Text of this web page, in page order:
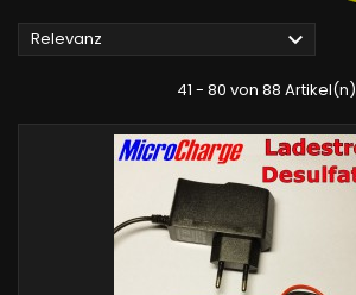
Relevanz 
41 - 80 von 88 Artikel(n)